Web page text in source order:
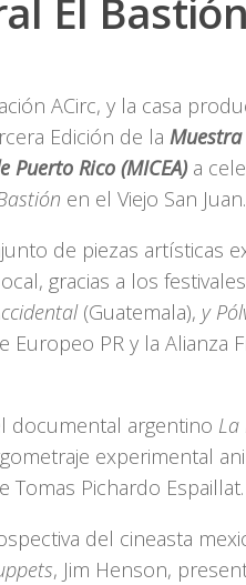
El Bastión
ACirc, y la casa
Edición de la
Rico (MICEA) a
en el Viejo San Juan.
de piezas artísticas
gracias a los
(Guatemala), y
Europeo PR y la Alianza
documental argentino La
experimental
Tomas Pichardo Espaillat.
del cineasta
, Jim Henson,